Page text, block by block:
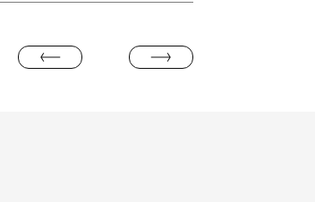
KUŁAKOWSKA
URSZULA ŚWIĘCICKA